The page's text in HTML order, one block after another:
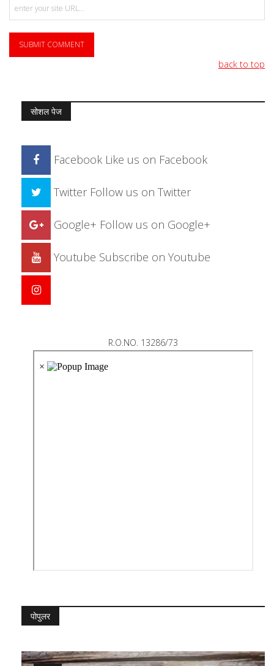
back to top
सोशल पेज
Facebook Like us on Facebook
Twitter Follow us on Twitter
Google+ Follow us on Google+
Youtube Subscribe on Youtube
R.O.NO. 13286/73
पोपुलर